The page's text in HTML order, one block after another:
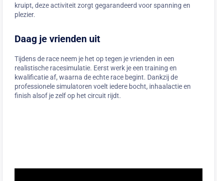
kruipt, deze activiteit zorgt gegarandeerd voor spanning en
plezier.
Daag je vrienden uit
Tijdens de race neem je het op tegen je vrienden in een
realistische racesimulatie. Eerst werk je een training en
kwalificatie af, waarna de echte race begint. Dankzij de
professionele simulatoren voelt iedere bocht, inhaalactie en
finish alsof je zelf op het circuit rijdt.